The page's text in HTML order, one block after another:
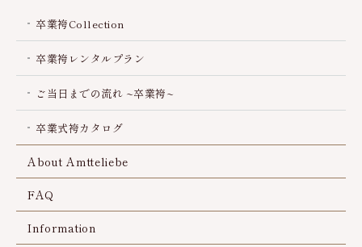
卒業袴Collection
卒業袴レンタルプラン
ご当日までの流れ ~卒業袴~
卒業式袴カタログ
About Amtteliebe
FAQ
Information